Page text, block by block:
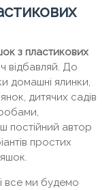
з пластикових
відбавляй. До
домашні ялинки,
дитячих садів
постійний автор
простих
все ми будемо